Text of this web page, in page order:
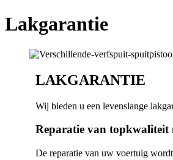
Lakgarantie
LAKGARANTIE
Wij bieden u een levenslange
Reparatie van topkwaliteit
De reparatie van uw voertuig